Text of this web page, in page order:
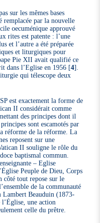
sur les mêmes bases
remplacée par la nouvelle
oecuménique approuvé
rites est patente : l’une
et l’autre a été préparée
et liturgiques pour
Pie XII avait qualifié ce
dans l’Eglise en 1956 [4].
qui télescope deux
est exactement la forme de
II considérait comme
des principes dont il
sont escamotés par
réforme de la réforme. La
reposent sur une
II souligne le rôle du
baptismal commun.
– Eglise
Peuple de Dieu, Corps
côté tout repose sur le
de la communauté
Beauduin (1873-
une action
celle du prêtre.